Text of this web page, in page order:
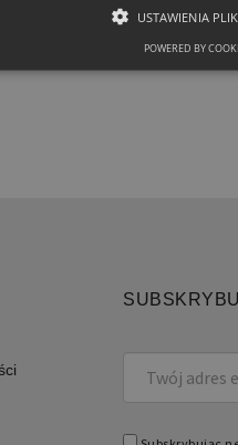
USTAWIENIA
POWERED BY